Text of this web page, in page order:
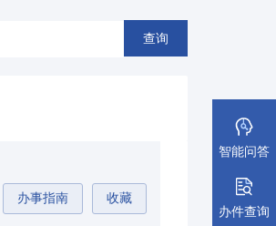
查询
办事指南 收藏
智能问答
办件查询